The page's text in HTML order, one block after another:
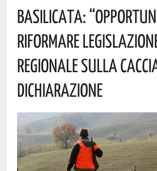
Basilicata:
Riformare
Regionale Sulla
Dichiarazione